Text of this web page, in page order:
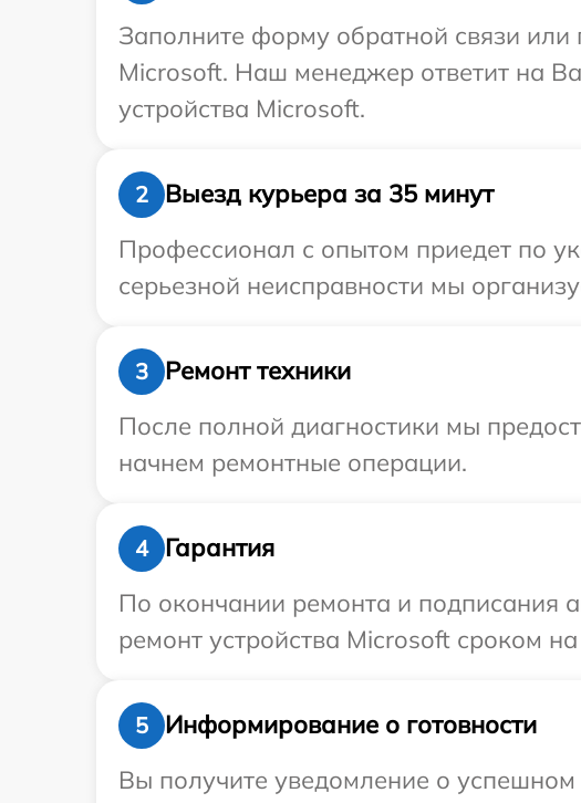
Заполните форму обратной связи или
Microsoft. Наш менеджер ответит на
устройства Microsoft.
2
Выезд курьера за 35 минут
Профессионал с опытом приедет по
серьезной неисправности мы
3
Ремонт техники
После полной диагностики мы
начнем ремонтные операции.
4
Гарантия
По окончании ремонта и подписания
ремонт устройства Microsoft сроком
5
Информирование о готовности
Вы получите уведомление о